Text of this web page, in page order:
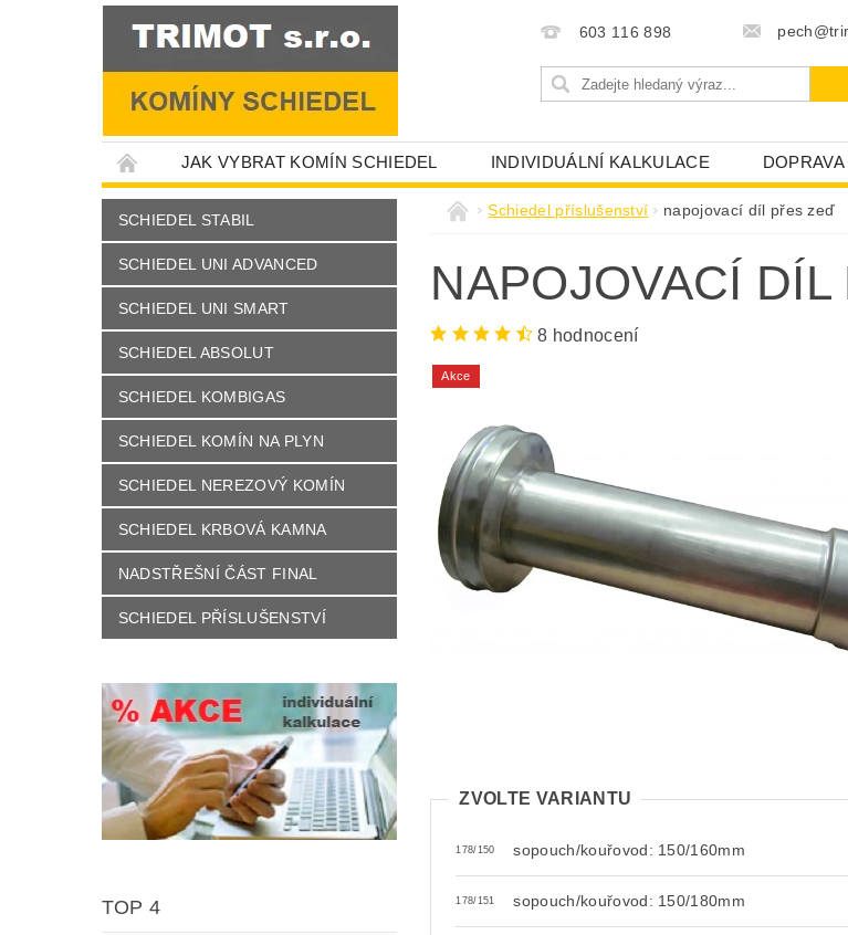
603 116 898
JAK VYBRAT KOMÍN SCHIEDEL INDIVIDUÁLNÍ KALKULACE DOPRAVA
SCHIEDEL STABIL
SCHIEDEL UNI ADVANCED
SCHIEDEL UNI SMART
SCHIEDEL ABSOLUT
SCHIEDEL KOMBIGAS
SCHIEDEL KOMÍN NA PLYN
SCHIEDEL NEREZOVÝ KOMÍN
SCHIEDEL KRBOVÁ KAMNA
NADSTŘEŠNÍ ČÁST FINAL
SCHIEDEL PŘÍSLUŠENSTVÍ
TOP 4
Schiedel příslušenství napojovací díl přes zeď
NAPOJOVACÍ DÍL
8 hodnocení
Akce
ZVOLTE VARIANTU
178/150 sopouch/kouřovod: 150/160mm
178/151 sopouch/kouřovod: 150/180mm